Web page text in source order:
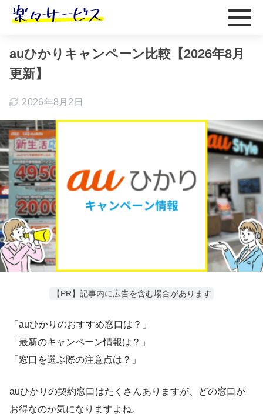
ホーム おすすめ
auひかりキャンペーン比較【2026年8月
更新】
2026年8月2日
【PR】記事内に広告を含む場合があります
「auひかりのおすすめ窓口は？」
「最新のキャンペーン情報は？」
「窓口を選ぶ際の注意点は？」
auひかりの契約窓口はたくさんありますが、どの窓口が
お得なのか気になりますよね。